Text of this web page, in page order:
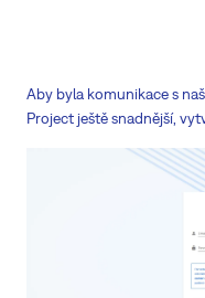
Aby byla komunikace s
Project ještě snadnější,